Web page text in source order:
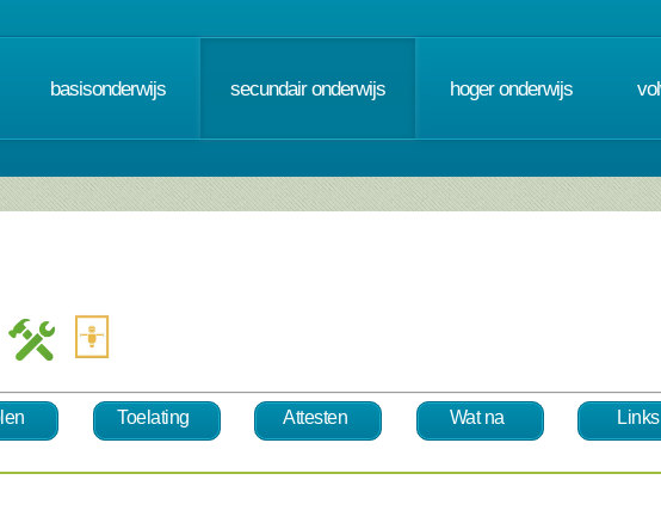
basisonderwijs secundair onderwijs hoger onderwijs
Toelating Attesten Wat na Links